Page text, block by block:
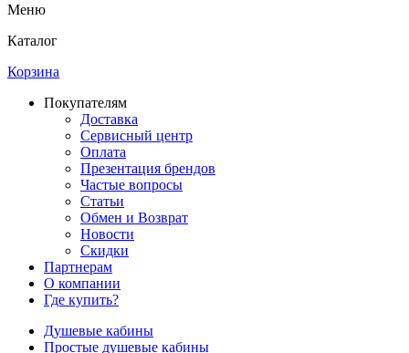
Меню
Каталог
Корзина
Покупателям
Доставка
Сервисный центр
Оплата
Презентация брендов
Частые вопросы
Статьи
Обмен и Возврат
Новости
Скидки
Партнерам
О компании
Где купить?
Душевые кабины
Простые душевые кабины